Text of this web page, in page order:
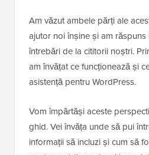
Am văzut ambele părți ale
ajutor noi înșine și am răspuns
întrebări de la cititorii noștri.
am învățat ce funcționează și
asistență pentru WordPress.
Vom împărtăși aceste
ghid. Vei învăța unde să pui
informații să incluzi și cum să